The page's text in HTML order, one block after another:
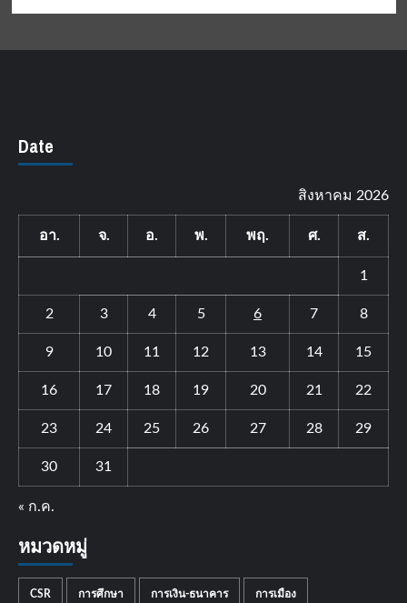
Date
สิงหาคม 2026
อา. จ. อ. พ. พฤ. ศ. ส.
1
2 3 4 5 6 7 8
9 10 11 12 13 14 15
16 17 18 19 20 21 22
23 24 25 26 27 28 29
30 31
« ก.ค.
หมวดหมู่
CSR การศึกษา การเงิน-ธนาคาร การเมือง